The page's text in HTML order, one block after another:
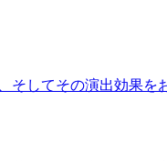
してその演出効果を